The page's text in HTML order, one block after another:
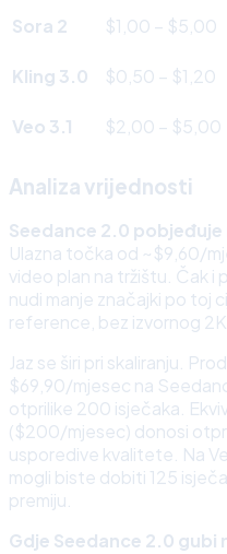
Sora 2
$1,00 – $5,00
Kling 3.0
$0,50 – $1,20
Veo 3.1
$2,00 – $5,00
Analiza vrijednosti
Seedance 2.0 pobjeđuje
Ulazna točka od ~$9,60/
video plan na tržištu. Čak i
nudi manje značajki po toj
reference, bez izvornog
Jaz se širi pri skaliranju.
$69,90/mjesec na
otprilike 200 isječaka.
($200/mjesec) donosi
usporedive kvalitete. Na
mogli biste dobiti 125
premiju.
Gdje Seedance 2.0 gubi